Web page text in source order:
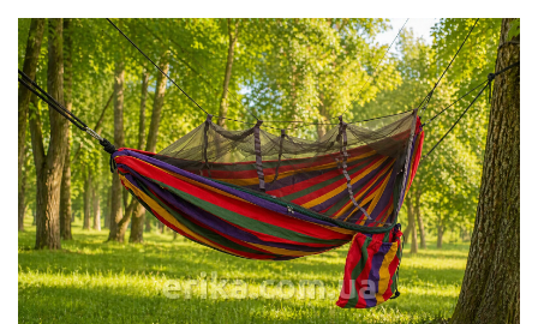
erika.com.ua